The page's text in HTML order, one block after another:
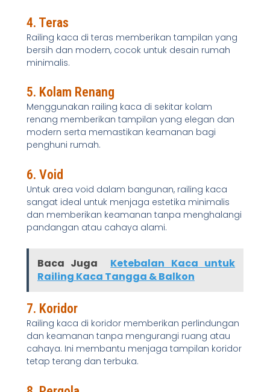
4. Teras
Railing kaca di teras memberikan tampilan yang
bersih dan modern, cocok untuk desain rumah
minimalis.
5. Kolam Renang
Menggunakan railing kaca di sekitar kolam
renang memberikan tampilan yang elegan dan
modern serta memastikan keamanan bagi
penghuni rumah.
6. Void
Untuk area void dalam bangunan, railing kaca
sangat ideal untuk menjaga estetika minimalis
dan memberikan keamanan tanpa menghalangi
pandangan atau cahaya alami.
Baca Juga
Ketebalan Kaca untuk
Railing Kaca Tangga & Balkon
7. Koridor
Railing kaca di koridor memberikan perlindungan
dan keamanan tanpa mengurangi ruang atau
cahaya. Ini membantu menjaga tampilan koridor
tetap terang dan terbuka.